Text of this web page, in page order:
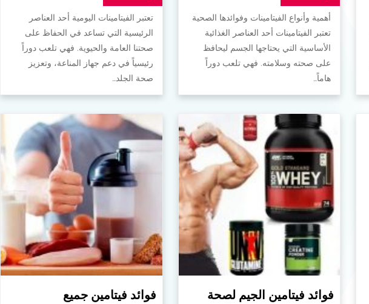
أهمية وأنواع الفيتامينات وفوائدها الصحية
تعتبر الفيتامينات أحد العناصر الغذائية
الأساسية التي يحتاجها الجسم ليحافظ
على صحته وسلامته. فهي تلعب دوراً
هاماً…
تعتبر الفيتامينات اليومية أحد العناصر
الرئيسية التي تساعد في الحفاظ على
صحتنا العامة والحيوية. فهي تلعب دوراً
رئيسياً في دعم جهاز المناعة، وتعزيز
صحة الجلد…
فوائد فيتامين الجيم لصحة
فوائد فيتامين جميع